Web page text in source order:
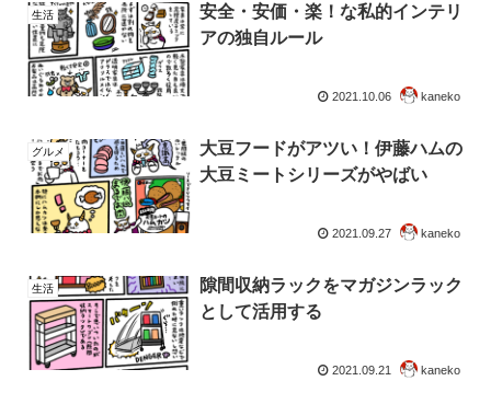
生活
安全・安価・楽！な私的インテリ
アの独自ルール
2021.10.06 kaneko
グルメ
大豆フードがアツい！伊藤ハムの
大豆ミートシリーズがやばい
2021.09.27 kaneko
生活
隙間収納ラックをマガジンラック
として活用する
2021.09.21 kaneko